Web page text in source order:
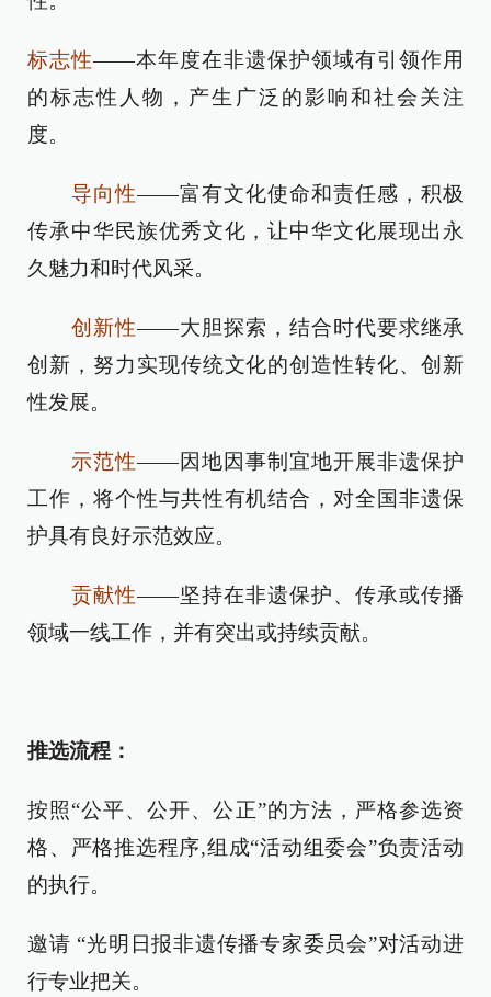
标志性——本年度在非遗保护领域有引领作用
的标志性人物，产生广泛的影响和社会关注
度。
导向性——富有文化使命和责任感，积极
传承中华民族优秀文化，让中华文化展现出永
久魅力和时代风采。
创新性——大胆探索，结合时代要求继承
创新，努力实现传统文化的创造性转化、创新
性发展。
示范性——因地因事制宜地开展非遗保护
工作，将个性与共性有机结合，对全国非遗保
护具有良好示范效应。
贡献性——坚持在非遗保护、传承或传播
领域一线工作，并有突出或持续贡献。
推选流程：
按照“公平、公开、公正”的方法，严格参选资
格、严格推选程序,组成“活动组委会”负责活动
的执行。
邀请 “光明日报非遗传播专家委员会”对活动进
行专业把关。